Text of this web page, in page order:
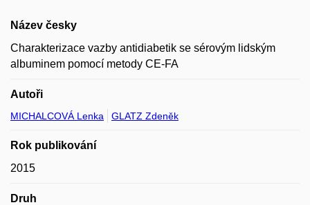
Název česky
Charakterizace vazby antidiabetik se sérovým lidským
albuminem pomocí metody CE-FA
Autoři
MICHALCOVÁ Lenka GLATZ Zdeněk
Rok publikování
2015
Druh